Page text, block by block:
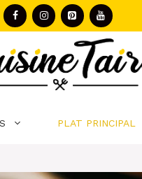
PLAT PRINCIPAL